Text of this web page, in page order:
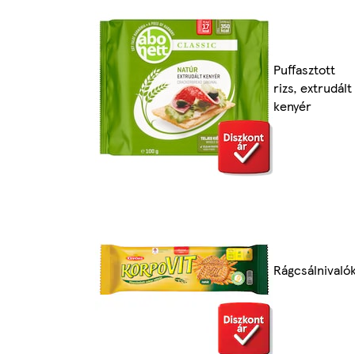
Puffasztott
rizs, extrudált
kenyér